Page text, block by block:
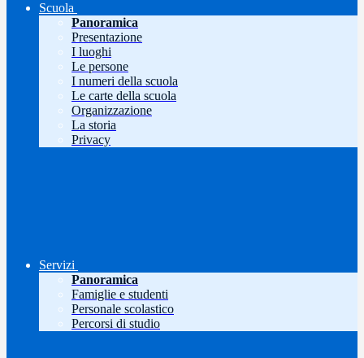
Scuola
Panoramica
Presentazione
I luoghi
Le persone
I numeri della scuola
Le carte della scuola
Organizzazione
La storia
Privacy
Servizi
Panoramica
Famiglie e studenti
Personale scolastico
Percorsi di studio